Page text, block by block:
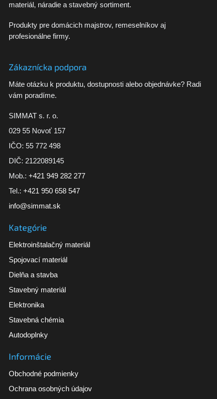
materiál, náradie a stavebný sortiment.
Produkty pre domácich majstrov, remeselníkov aj
profesionálne firmy.
Zákaznícka podpora
Máte otázku k produktu, dostupnosti alebo objednávke? Radi
vám poradíme.
SIMMAT s. r. o.
029 55 Novoť 157
IČO: 55 772 498
DIČ: 2122089145
Mob.: +421 949 282 277
Tel.: +421 950 658 547
info@simmat.sk
Kategórie
Elektroinštalačný materiál
Spojovací materiál
Dielňa a stavba
Stavebný materiál
Elektronika
Stavebná chémia
Autodoplnky
Informácie
Obchodné podmienky
Ochrana osobných údajov